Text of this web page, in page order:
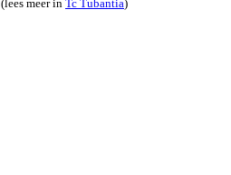
(lees meer in Tc Tubantia)